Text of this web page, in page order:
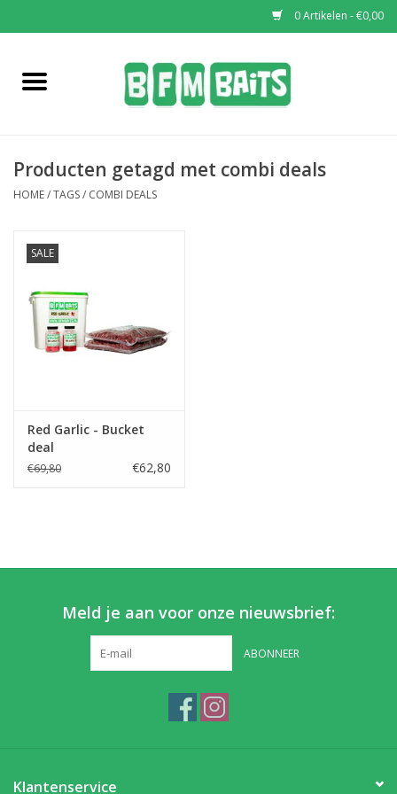
0 Artikelen - €0,00
Home
Bucket Deals
Partikels & Pellets
Producten getagd met combi deals
HOME/TAGS/ COMBI DEALS
SALE
Red Garlic - Bucket
deal
€69,80 €62,80
Meld je aan voor onze nieuwsbrief:
ABONNEER
Klantenservice